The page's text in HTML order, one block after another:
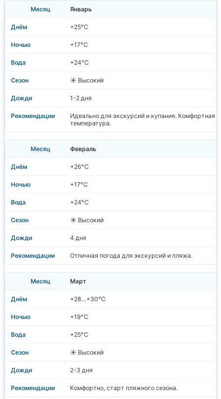
Январь
+25°C
+17°C
+24°C
☀️ Высокий
1-2 дня
Идеально для экскурсий и купания. Комфортная
температура.
Февраль
+26°C
+17°C
+24°C
☀️ Высокий
4 дня
Отличная погода для экскурсий и пляжа.
Март
+28…+30°C
+19°C
+25°C
☀️ Высокий
2-3 дня
Комфортно, старт пляжного сезона.